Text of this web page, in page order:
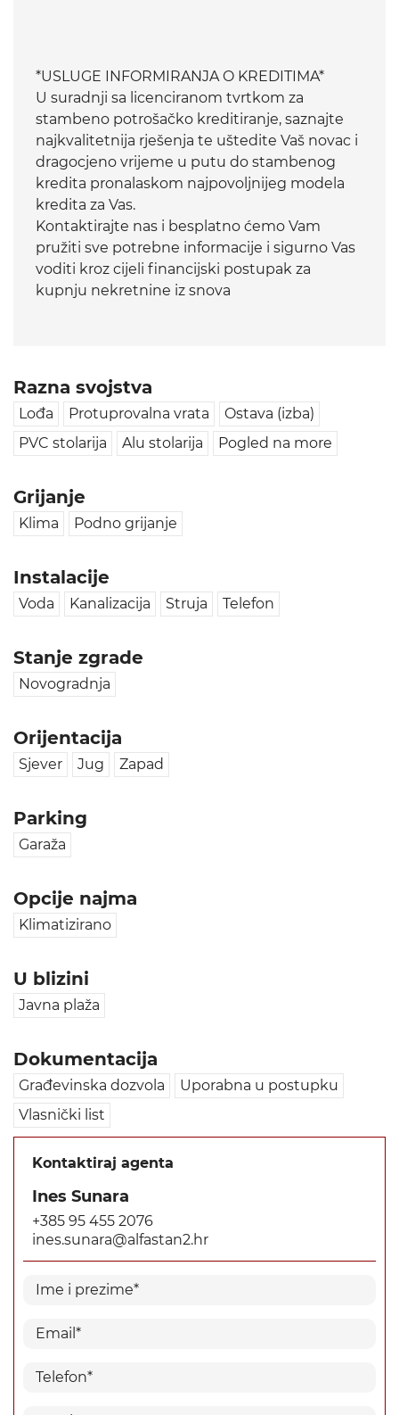
*USLUGE INFORMIRANJA O KREDITIMA*
U suradnji sa licenciranom tvrtkom za
stambeno potrošačko kreditiranje, saznajte
najkvalitetnija rješenja te uštedite Vaš novac i
dragocjeno vrijeme u putu do stambenog
kredita pronalaskom najpovoljnijeg modela
kredita za Vas.
Kontaktirajte nas i besplatno ćemo Vam
pružiti sve potrebne informacije i sigurno Vas
voditi kroz cijeli financijski postupak za
kupnju nekretnine iz snova
Razna svojstva
Lođa Protuprovalna vrata
Ostava (izba)
PVC stolarija
Alu stolarija Pogled na more
Grijanje
Klima Podno grijanje
Instalacije
Voda Kanalizacija Struja Telefon
Stanje zgrade
Novogradnja
Orijentacija
Sjever Jug Zapad
Parking
Garaža
Opcije najma
Klimatizirano
U blizini
Javna plaža
Dokumentacija
Građevinska dozvola
Uporabna u postupku
Vlasnički list
Kontaktiraj agenta
Ines Sunara
+385 95 455 2076
ines.sunara@alfastan2.hr